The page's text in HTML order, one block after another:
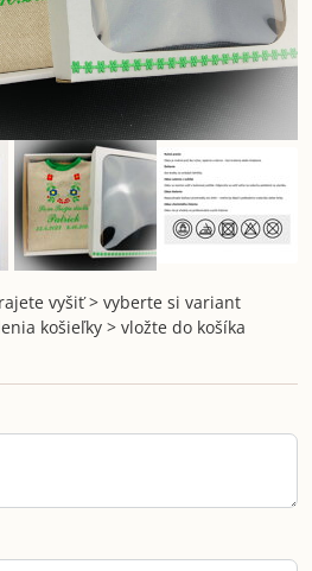
vyšiť > vyberte si variant
košieľky > vložte do košíka